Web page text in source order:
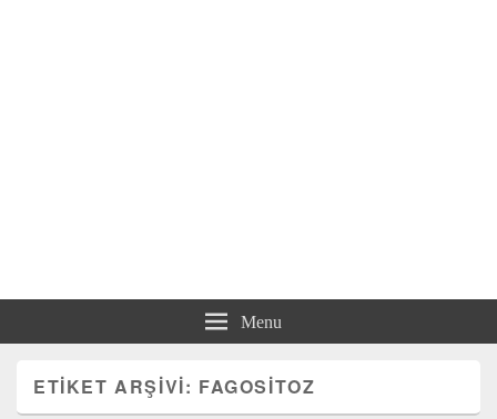
Menu
ETIKET ARŞIVI: FAGOSITOZ